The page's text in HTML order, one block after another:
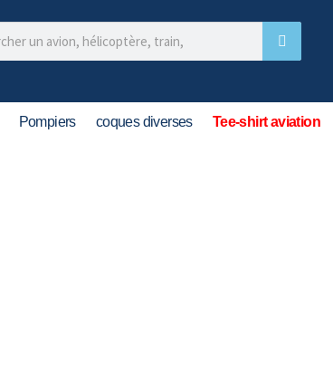
Pompiers coques diverses Tee-shirt aviation